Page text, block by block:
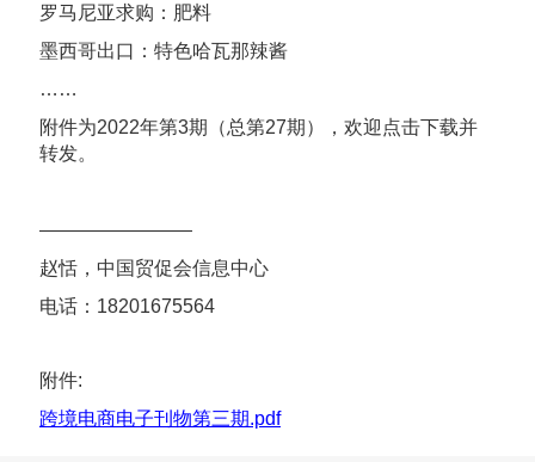
罗马尼亚求购：肥料
墨西哥出口：特色哈瓦那辣酱
……
附件为2022年第3期（总第27期），欢迎点击下载并
转发。
————————
赵恬，中国贸促会信息中心
电话：18201675564
附件:
跨境电商电子刊物第三期.pdf